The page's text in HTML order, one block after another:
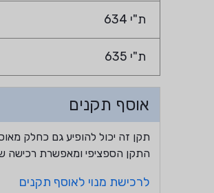
ת"י 634
ת"י 635
אוסף תקנים
תקן זה יכול להופיע גם כחלק
התקן הספציפי ומאפשרת רכישה
לרכישת מנוי לאוסף תקנים